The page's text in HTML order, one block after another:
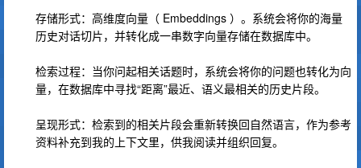
存储形式：高维度向量（ Embeddings ）。系统会将你的海量
历史对话切片，并转化成一串数字向量存储在数据库中。
检索过程：当你问起相关话题时，系统会将你的问题也转化为向
量，在数据库中寻找“距离”最近、语义最相关的历史片段。
呈现形式：检索到的相关片段会重新转换回自然语言，作为参考
资料补充到我的上下文里，供我阅读并组织回复。